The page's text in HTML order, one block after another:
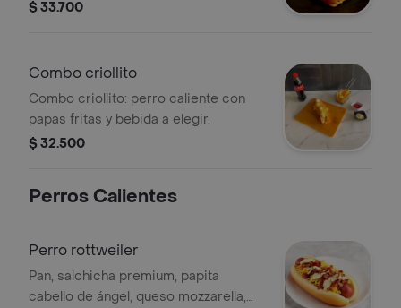
guarnición a elegir.
$ 33.700
Combo criollito
Combo criollito: perro caliente con
papas fritas y bebida a elegir.
$ 32.500
Perros Calientes
Perro rottweiler
Pan, salchicha premium, papita
cabello de ángel, queso mozzarella,